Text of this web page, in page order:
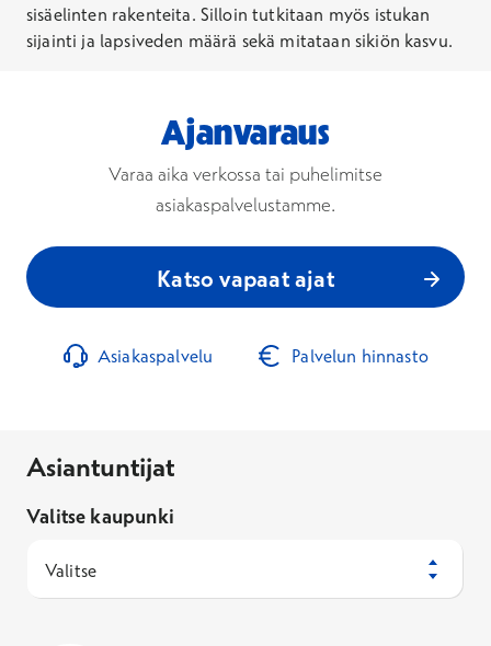
sisäelinten rakenteita. Silloin tutkitaan myös istukan
sijainti ja lapsiveden määrä sekä mitataan sikiön kasvu.
Ajanvaraus
Varaa aika verkossa tai puhelimitse
asiakaspalvelustamme.
Katso vapaat ajat
Asiakaspalvelu Palvelun hinnasto
Asiantuntijat
Valitse kaupunki
Valitse